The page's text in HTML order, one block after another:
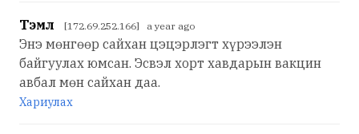
Тэмүүл [172.69.252.166] a year ago
Энэ мөнгөөр сайхан цэцэрлэгт хүрээлэн
байгуулах юмсан. Эсвэл хорт хавдарын вакцин
авбал мөн сайхан даа.
Хариулах